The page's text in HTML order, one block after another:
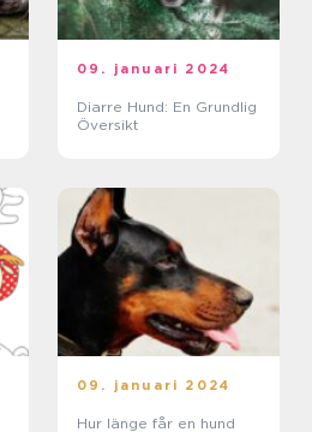
09. januari 2024
Diarre Hund: En Grundlig
Översikt
09. januari 2024
Hur länge får en hund